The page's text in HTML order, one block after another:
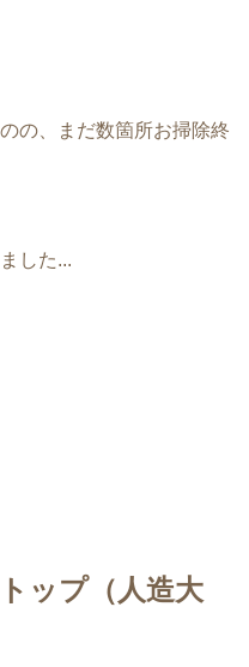
の、まだ数箇所お掃除終
した...
ップ（人造大